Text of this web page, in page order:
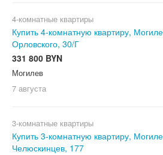
4-комнатные квартиры
Купить 4-комнатную квартиру,
Орловского, 30/Г
331 800 BYN
Могилев
7 августа
3-комнатные квартиры
Купить 3-комнатную квартиру,
Челюскинцев, 177